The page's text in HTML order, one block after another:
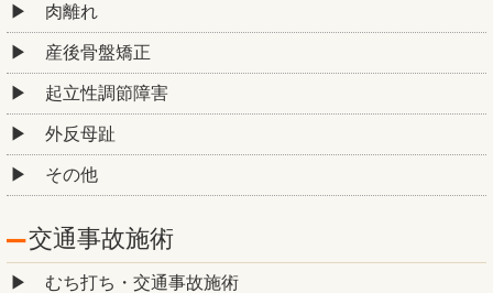
肉離れ
産後骨盤矯正
起立性調節障害
外反母趾
その他
交通事故施術
むち打ち・交通事故施術